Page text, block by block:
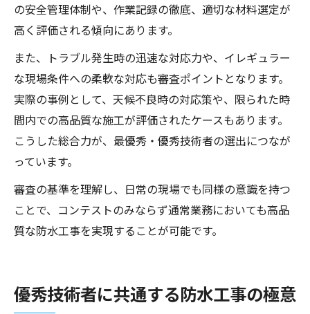
の安全管理体制や、作業記録の徹底、適切な材料選定が
高く評価される傾向にあります。
また、トラブル発生時の迅速な対応力や、イレギュラー
な現場条件への柔軟な対応も審査ポイントとなります。
実際の事例として、天候不良時の対応策や、限られた時
間内での高品質な施工が評価されたケースもあります。
こうした総合力が、最優秀・優秀技術者の選出につなが
っています。
審査の基準を理解し、日常の現場でも同様の意識を持つ
ことで、コンテストのみならず通常業務においても高品
質な防水工事を実現することが可能です。
優秀技術者に共通する防水工事の極意